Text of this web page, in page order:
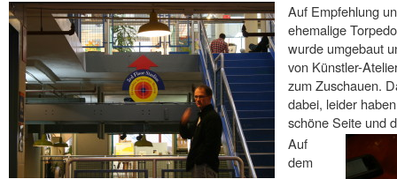
Auf Empfehlung
ehemalige
wurde umgebaut
von Künstler-
zum Zuschauen.
dabei, leider
schöne Seite und
Auf
dem